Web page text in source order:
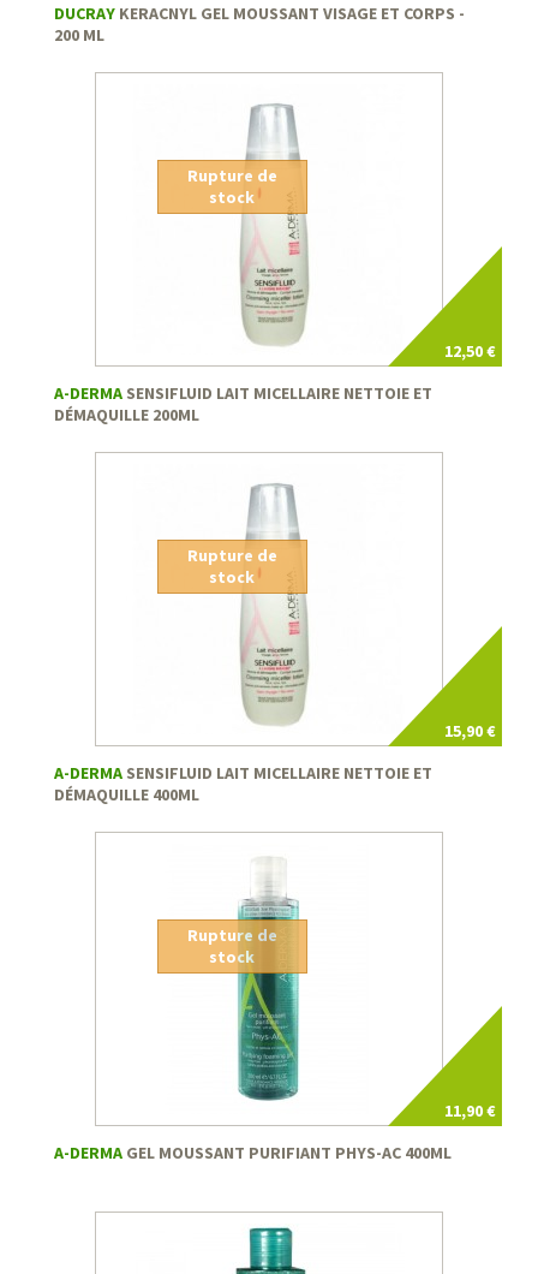
DUCRAY KERACNYL GEL MOUSSANT VISAGE ET CORPS -
200 ML
12,50 €
Rupture de
stock
A-DERMA SENSIFLUID LAIT MICELLAIRE NETTOIE ET
DÉMAQUILLE 200ML
15,90 €
Rupture de
stock
A-DERMA SENSIFLUID LAIT MICELLAIRE NETTOIE ET
DÉMAQUILLE 400ML
11,90 €
Rupture de
stock
A-DERMA GEL MOUSSANT PURIFIANT PHYS-AC 400ML